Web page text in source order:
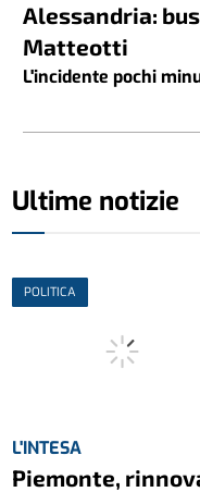
Alessandria:
Matteotti
L'incidente pochi
Ultime notizie
POLITICA
L'INTESA
Piemonte,